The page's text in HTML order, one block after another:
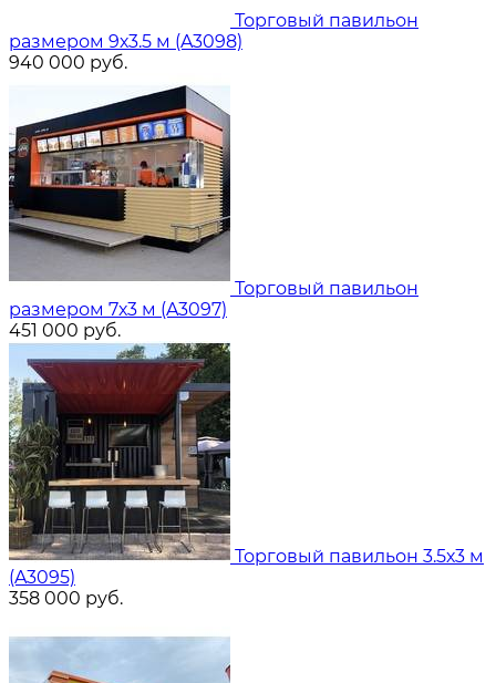
Торговый павильон
размером 9х3.5 м (A3098)
940 000 руб.
Торговый павильон
размером 7х3 м (A3097)
451 000 руб.
Торговый павильон 3.5х3 м
(A3095)
358 000 руб.